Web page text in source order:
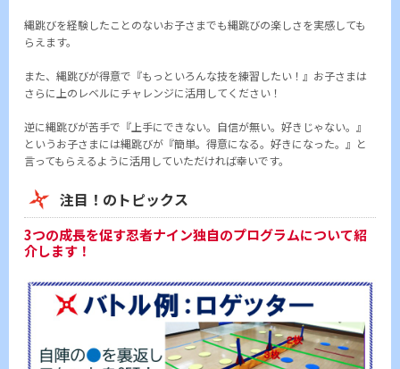
縄跳びを経験したことのないお子さまでも縄跳びの楽しさを実感しても
らえます。
また、縄跳びが得意で『もっといろんな技を練習したい！』お子さまは
さらに上のレベルにチャレンジに活用してください！
逆に縄跳びが苦手で『上手にできない。自信が無い。好きじゃない。』
というお子さまには縄跳びが『簡単。得意になる。好きになった。』と
言ってもらえるように活用していただければ幸いです。
注目！のトピックス
3つの成長を促す忍者ナイン独自のプログラムについて紹
介します！